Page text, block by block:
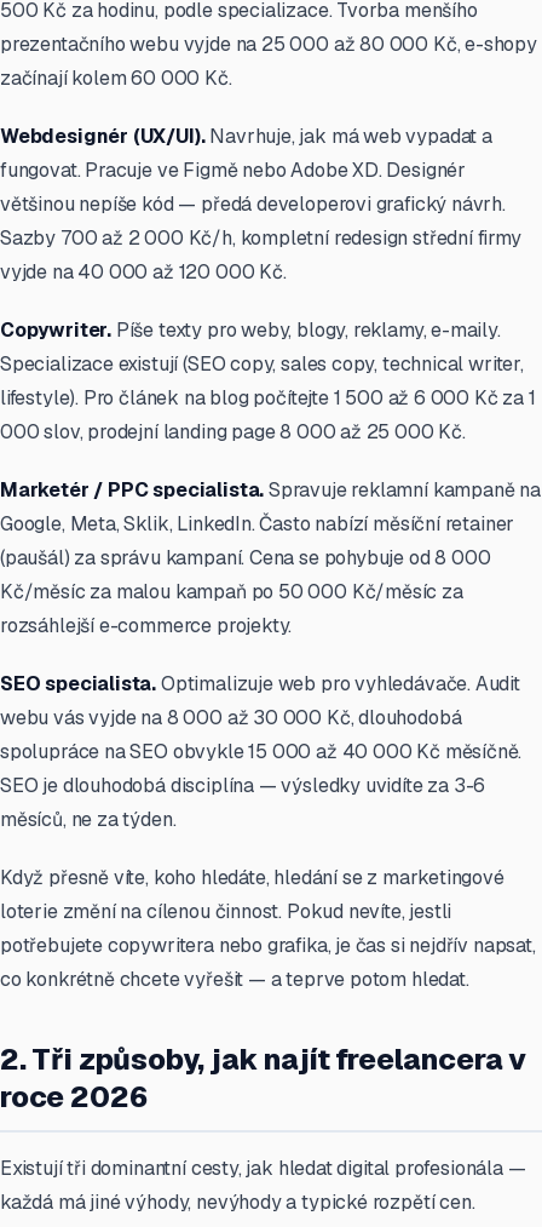
500 Kč za hodinu, podle specializace. Tvorba menšího
prezentačního webu vyjde na 25 000 až 80 000 Kč, e-shopy
začínají kolem 60 000 Kč.
Webdesignér (UX/UI).Navrhuje, jak má web vypadat a
fungovat. Pracuje ve Figmě nebo Adobe XD. Designér
většinou nepíše kód — předá developerovi grafický návrh.
Sazby 700 až 2 000 Kč/h, kompletní redesign střední firmy
vyjde na 40 000 až 120 000 Kč.
Copywriter. Píše texty pro weby, blogy, reklamy, e-maily.
Specializace existují (SEO copy, sales copy, technical writer,
lifestyle). Pro článek na blog počítejte 1 500 až 6 000 Kč za 1
000 slov, prodejní landing page 8 000 až 25 000 Kč.
Marketér / PPC specialista.Spravuje reklamní kampaně na
Google, Meta, Sklik, LinkedIn. Často nabízí měsíční retainer
(paušál) za správu kampaní. Cena se pohybuje od 8 000
Kč/měsíc za malou kampaň po 50 000 Kč/měsíc za
rozsáhlejší e-commerce projekty.
SEO specialista.Optimalizuje web pro vyhledávače. Audit
webu vás vyjde na 8 000 až 30 000 Kč, dlouhodobá
spolupráce na SEO obvykle 15 000 až 40 000 Kč měsíčně.
SEO je dlouhodobá disciplína — výsledky uvidíte za 3-6
měsíců, ne za týden.
Když přesně víte, koho hledáte, hledání se z marketingové
loterie změní na cílenou činnost. Pokud nevíte, jestli
potřebujete copywritera nebo grafika, je čas si nejdřív napsat,
co konkrétně chcete vyřešit — a teprve potom hledat.
2. Tři způsoby, jak najít freelancera v
roce 2026
Existují tři dominantní cesty, jak hledat digital profesionála —
každá má jiné výhody, nevýhody a typické rozpětí cen.